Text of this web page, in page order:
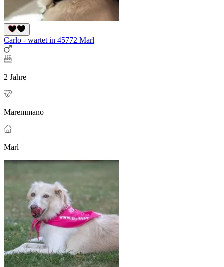
Carlo - wartet in 45772 Marl
2 Jahre
Maremmano
Marl